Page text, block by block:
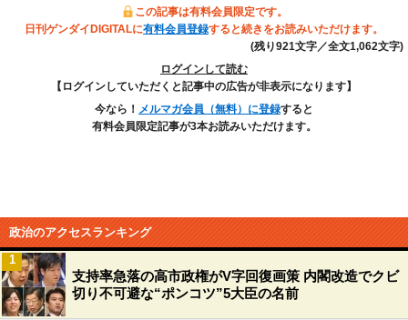
この記事は有料会員限定です。
日刊ゲンダイDIGITALに有料会員登録すると続きをお読みいただけます。
(残り921文字／全文1,062文字)
ログインして読む
【ログインしていただくと記事中の広告が非表示になります】
今なら！ メルマガ会員（無料）に登録すると
有料会員限定記事が3本お読みいただけます。
政治のアクセスランキング
支持率急落の高市政権がV字回復画策 内閣改造でクビ
切り不可避な“ポンコツ”5大臣の名前
1